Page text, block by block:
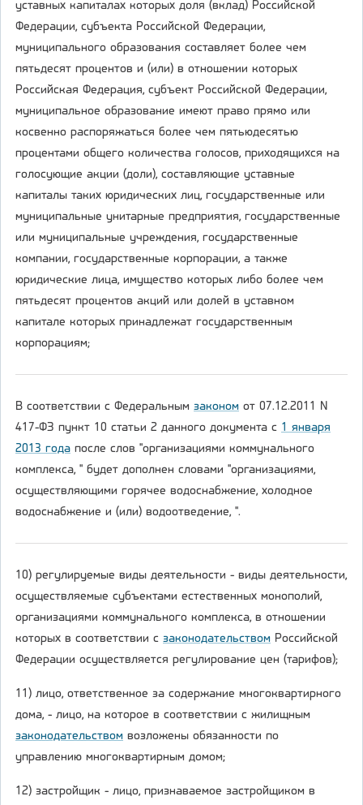
уставных капиталах которых доля (вклад) Российской
Федерации, субъекта Российской Федерации,
муниципального образования составляет более чем
пятьдесят процентов и (или) в отношении которых
Российская Федерация, субъект Российской Федерации,
муниципальное образование имеют право прямо или
косвенно распоряжаться более чем пятьюдесятью
процентами общего количества голосов, приходящихся на
голосующие акции (доли), составляющие уставные
капиталы таких юридических лиц, государственные или
муниципальные унитарные предприятия, государственные
или муниципальные учреждения, государственные
компании, государственные корпорации, а также
юридические лица, имущество которых либо более чем
пятьдесят процентов акций или долей в уставном
капитале которых принадлежат государственным
корпорациям;
В соответствии с Федеральным законом от 07.12.2011 N
417-ФЗ пункт 10 статьи 2 данного документа с 1 января
2013 года после слов "организациями коммунального
комплекса, " будет дополнен словами "организациями,
осуществляющими горячее водоснабжение, холодное
водоснабжение и (или) водоотведение, ".
10) регулируемые виды деятельности - виды деятельности,
осуществляемые субъектами естественных монополий,
организациями коммунального комплекса, в отношении
которых в соответствии с законодательством Российской
Федерации осуществляется регулирование цен (тарифов);
11) лицо, ответственное за содержание многоквартирного
дома, - лицо, на которое в соответствии с жилищным
законодательством возложены обязанности по
управлению многоквартирным домом;
12) застройщик - лицо, признаваемое застройщиком в